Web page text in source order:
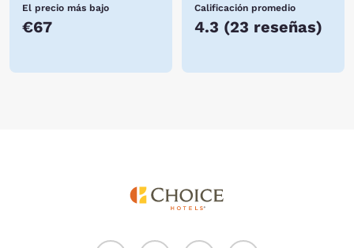
El precio más bajo
€67
Calificación promedio
4.3 (23 reseñas)